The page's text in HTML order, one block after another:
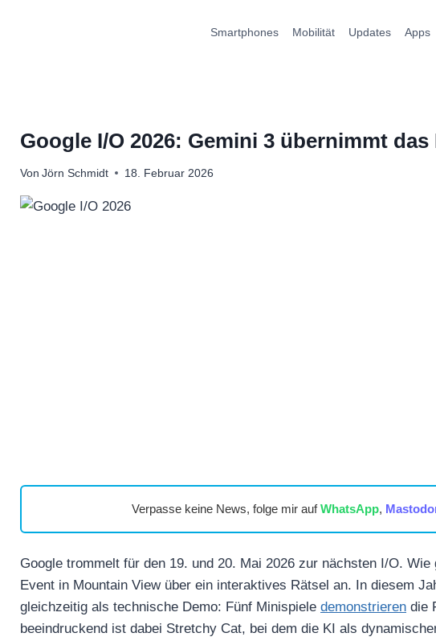
Smartphones Mobilität Updates Apps
Google I/O 2026: Gemini 3 übernimmt
Von Jörn Schmidt 18. Februar 2026
Verpasse keine News, folge mir aufWhatsApp,
Google trommelt für den 19. und 20. Mai 2026 zur nächsten I/O. Wie
Event in Mountain View über ein interaktives Rätsel an. In diesem
gleichzeitig als technische Demo: Fünf Minispiele demonstrieren die
beeindruckend ist dabei Stretchy Cat, bei dem die KI als